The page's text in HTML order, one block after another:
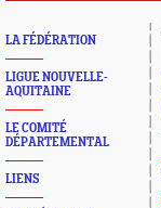
LA FÉDÉRATION
LIGUE NOUVELLE-
AQUITAINE
LE COMITÉ
DÉPARTEMENTAL
LIENS